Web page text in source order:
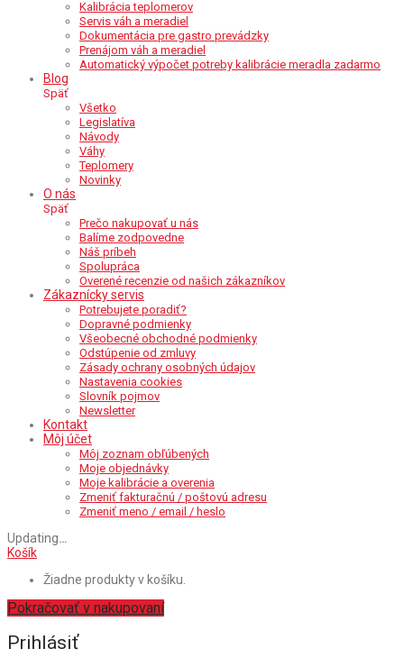
Kalibrácia teplomerov
Servis váh a meradiel
Dokumentácia pre gastro prevádzky
Prenájom váh a meradiel
Automatický výpočet potreby kalibrácie meradla zadarmo
Blog
Späť
Všetko
Legislatíva
Návody
Váhy
Teplomery
Novinky
O nás
Späť
Prečo nakupovať u nás
Balíme zodpovedne
Náš príbeh
Spolupráca
Overené recenzie od našich zákazníkov
Zákaznícky servis
Potrebujete poradiť?
Dopravné podmienky
Všeobecné obchodné podmienky
Odstúpenie od zmluvy
Zásady ochrany osobných údajov
Nastavenia cookies
Slovník pojmov
Newsletter
Kontakt
Môj účet
Môj zoznam obľúbených
Moje objednávky
Moje kalibrácie a overenia
Zmeniť fakturačnú / poštovú adresu
Zmeniť meno / email / heslo
Updating…
Košík
Žiadne produkty v košíku.
Pokračovať v nakupovaní
Prihlásiť